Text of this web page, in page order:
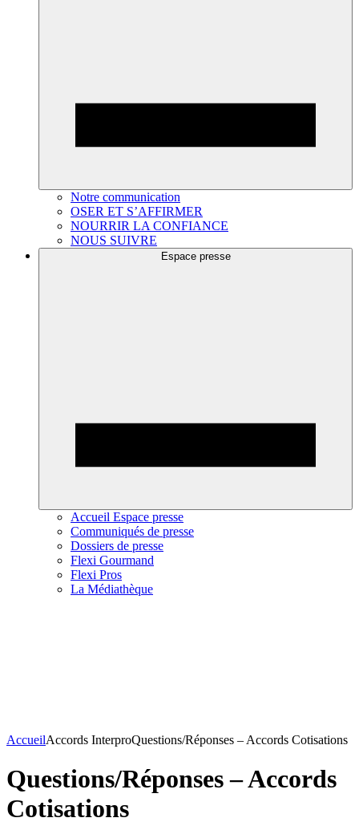
Notre communication
OSER ET S’AFFIRMER
NOURRIR LA CONFIANCE
NOUS SUIVRE
Espace presse
Accueil Espace presse
Communiqués de presse
Dossiers de presse
Flexi Gourmand
Flexi Pros
La Médiathèque
AccueilAccords InterproQuestions/Réponses – Accords Cotisations
Questions/Réponses – Accords
Cotisations